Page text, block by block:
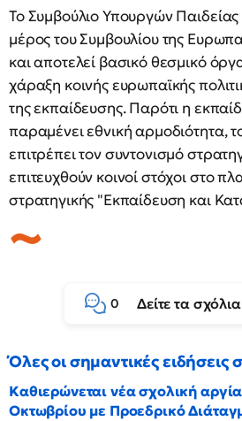
Το Συμβούλιο Υπουργών Παιδείας
μέρος του Συμβουλίου της
και αποτελεί βασικό θεσμικό
χάραξη κοινής ευρωπαϊκής
της εκπαίδευσης. Παρότι η
παραμένει εθνική αρμοδιότητα,
επιτρέπει τον συντονισμό
επιτευχθούν κοινοί στόχοι στο
στρατηγικής "Εκπαίδευση και
0 Δείτε τα σχόλια
Όλες οι σημαντικές ειδήσεις
Καθιερώνεται νέα σχολική
Οκτωβρίου με Προεδρικό